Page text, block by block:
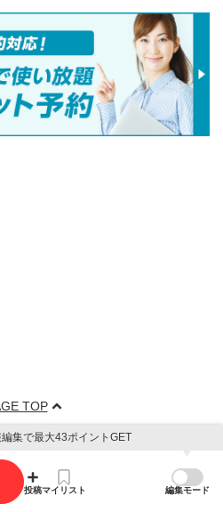
TOP
集で最大43ポイントGET
投稿マイリスト 編集モード